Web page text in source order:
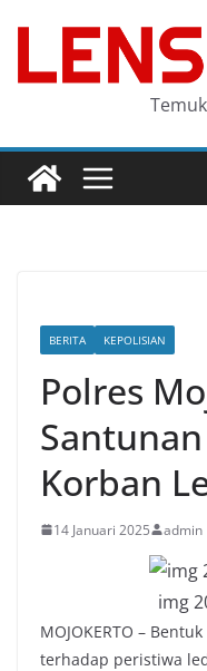
content
BERITA KEPOLISIAN
Polres
Korban
14 Januari 2025 admin
img
MOJOKERTO –
terhadap peristiwa